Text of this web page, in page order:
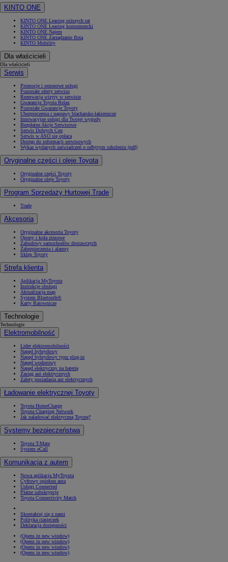
KINTO ONE
KINTO ONE Leasing niższych rat
KINTO ONE Leasing konsumencki
KINTO ONE Najem
KINTO ONE Zarządzanie flotą
KINTO Mobility
Dla właścicieli
Dla właścicieli
Serwis
Promocje i sezonowe usługi
Pozostałe oferty serwisu
Rezerwacja wizyty w serwisie
Gwarancja Toyota Relax
Pozostałe Gwarancje Toyoty
Ubezpieczenia i naprawy blacharsko-lakiernicze
Innowacyjne usługi dla Twojej wygody
Bezpłatne Akcje Serwisowe
Serwis Dobrych Cen
Serwis w ASO się opłaca
Dostęp do informacji serwisowych
Wykaz wydanych zaświadczeń o odbytym szkoleniu (pdf)
Oryginalne części i oleje Toyota
Oryginalne części Toyoty
Oryginalne oleje Toyoty
Program Sprzedaży Hurtowej Trade
Trade
Akcesoria
Oryginalne akcesoria Toyoty
Opony i koła zimowe
Zabudowy samochodów dostawczych
Zabezpieczenia i alarmy
Sklep Toyoty
Strefa klienta
Aplikacja MyToyota
Instrukcje obsługi
Aktualizacja map
System Bluetooth®
Karty Ratownicze
Technologie
Technologie
Elektromobilność
Lider elektromobilności
Napęd hybrydowy
Napęd hybrydowy typu plug-in
Napęd wodorowy
Napęd elektryczny na baterię
Zasięg aut elektrycznych
Zalety posiadania aut elektrycznych
Ładowanie elektrycznej Toyoty
Toyota HomeCharge
Toyota Charging Network
Jak naładować elektryczną Toyotę?
Systemy bezpieczeństwa
Toyota T-Mate
System eCall
Komunikacja z autem
Nowa aplikacja MyToyota
Cyfrowy opiekun auta
Usługi Connected
Płatne subskrypcje
Toyota Connectivity Match
Skontaktuj się z nami
Polityka ciasteczek
Deklaracja dostępności
(Opens in new window)
(Opens in new window)
(Opens in new window)
(Opens in new window)